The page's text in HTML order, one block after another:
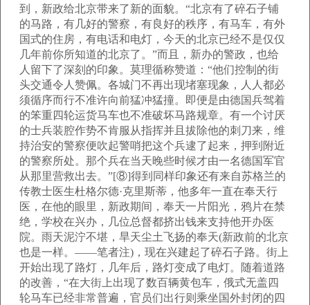
到，新政给北京带来了新的面貌。“北京有了碎石子铺
的马路，有几好的警察，有良好的秩序，有马车，有外
国式的住房，有电话和电灯，今天的北京已经不是仅仅
几年前你所知道的北京了。”而且，新办的警政，也给
人留下了深刻的印象。莫理循称赞道：“他们控制的街
头交通令人赞佩。各城门不再出现堵塞现象，人人都必
须循序而行不准许向前猛冲猛撞。即便是由德国兵驾着
的笨重四轮运货马车也不准破坏马路规章。有一个讨厌
的士兵装腔作势不肯服从指挥并且拔除他的刺刀来，维
持治安的警察便吹起警哨把这个兵逮了起来，押到附近
的警察所处。那个兵在当天晚些时候才由一名德国军官
从那里营救出去。”[⑧]得到同样印象还有来自苏格兰的
传教士医生杜格尔德·克里斯蒂，他多年一直在奉天行
医，在他的眼里，新政期间，奉天一片阳光，鸦片在禁
绝，学校在兴办，几位总督都挤出钱来支持他开办医
院。雨天泥泞不堪，旱天尘土飞扬的奉天(新政前的北京
也是一样。——笔者注)，现在兴建起了碎石子路。街上
开始出现了路灯，几年后，路灯变成了电灯。随着道路
的改善，“在大街上出现了数百辆黄包车，俄式无盖四
轮马车已经非常普遍，官员们出行则乘坐国外封闭的四